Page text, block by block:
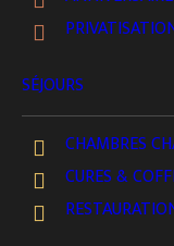
SÉJOURS
CHAMBRES
CURES &
Venez découvrir,
apprenante
nos visiteurs.
savoirs
esprit et prenez